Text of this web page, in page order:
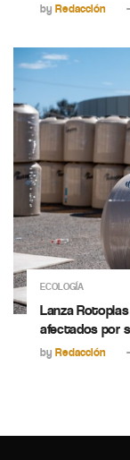
by Redacción
ECOLOGÍA
Lanza
afectados por
by Redacción